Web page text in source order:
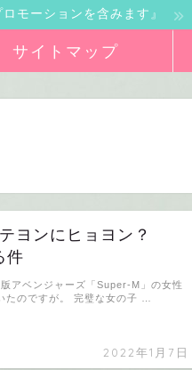
ロモーションを含みます』
サイトマップ
ヨンにヒョヨン？
件
2022年1月7日
アベンジャーズ「Super-M」の女性
たのですが。 完璧な女の子 …